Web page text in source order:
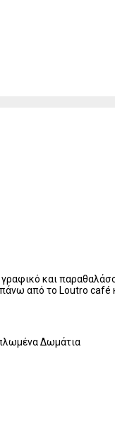
και
από το Loutro café
Δωμάτια